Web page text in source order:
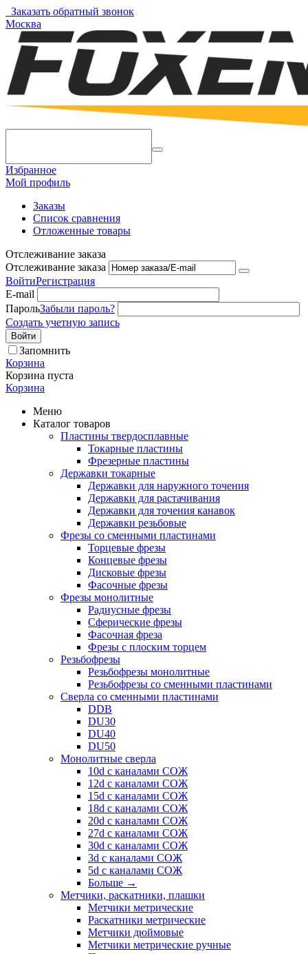
Заказать обратный звонок
Москва
Избранное
Мой профиль
Заказы
Список сравнения
Отложенные товары
Отслеживание заказа
Отслеживание заказа
ВойтиРегистрация
E-mail
ПарольЗабыли пароль?
Создать учетную запись
Войти
Запомнить
Корзина
Корзина пуста
Корзина
Меню
Каталог товаров
Пластины твердосплавные
Токарные пластины
Фрезерные пластины
Державки токарные
Державки для наружного точения
Державки для растачивания
Державки для точения канавок
Державки резьбовые
Фрезы со сменными пластинами
Торцевые фрезы
Концевые фрезы
Дисковые фрезы
Фасочные фрезы
Фрезы монолитные
Радиусные фрезы
Сферические фрезы
Фасочная фреза
Фрезы с плоским торцем
Резьбофрезы
Резьбофрезы монолитные
Резьбофрезы со сменными пластинами
Сверла со сменными пластинами
DDB
DU30
DU40
DU50
Монолитные сверла
10d с каналами СОЖ
12d с каналами СОЖ
15d с каналами СОЖ
18d с каналами СОЖ
20d с каналами СОЖ
27d с каналами СОЖ
30d с каналами СОЖ
3d с каналами СОЖ
5d с каналами СОЖ
Больше →
Метчики, раскатники, плашки
Метчики метрические
Раскатники метрические
Метчики дюймовые
Метчики метрические ручные